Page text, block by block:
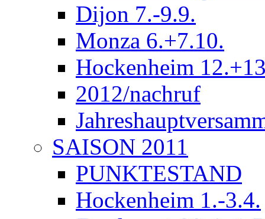
Dijon 7.-9.9.
Monza 6.+7.10.
Hockenheim
2012/nachruf
SAISON 2011
PUNKTESTAND
Hockenheim 1.-3.4.